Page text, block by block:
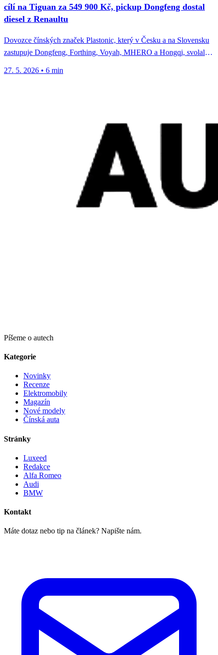
cílí na Tiguan za 549 900 Kč, pickup Dongfeng dostal
diesel z Renaultu
Dovozce čínských značek Plastonic, který v Česku a na Slovensku
zastupuje Dongfeng, Forthing, Voyah, MHERO a Hongqi, svolal
27. 5. 2026 • 6 min
Píšeme o autech
Kategorie
Novinky
Recenze
Elektromobily
Magazín
Nové modely
Čínská auta
Stránky
Luxeed
Redakce
Alfa Romeo
Audi
BMW
Kontakt
Máte dotaz nebo tip na článek? Napište nám.